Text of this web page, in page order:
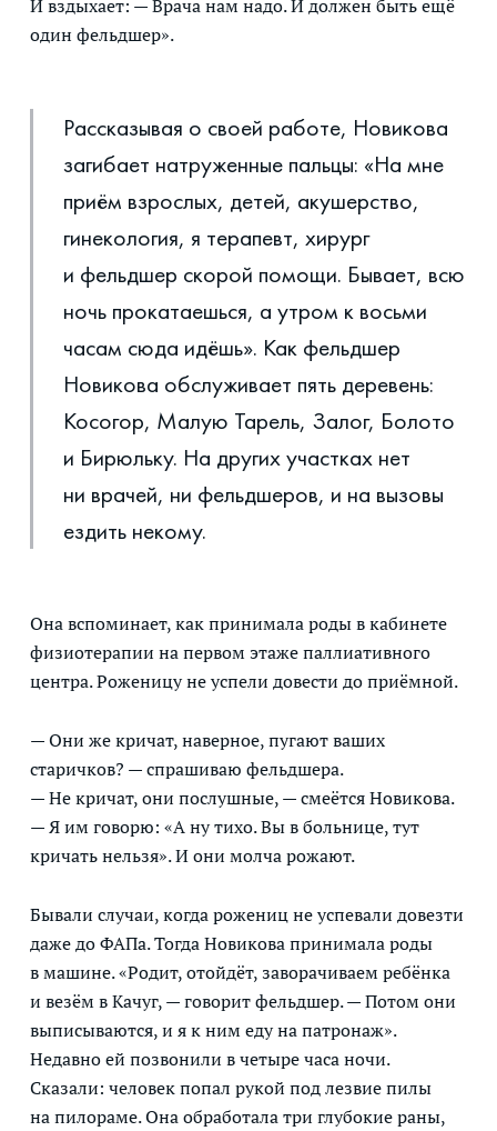
И вздыхает: — Врача нам надо. И должен быть ещё
один фельдшер».
Рассказывая о своей работе, Новикова
загибает натруженные пальцы: «На мне
приём взрослых, детей, акушерство,
гинекология, я терапевт, хирург
и фельдшер скорой помощи. Бывает, всю
ночь прокатаешься, а утром к восьми
часам сюда идёшь». Как фельдшер
Новикова обслуживает пять деревень:
Косогор, Малую Тарель, Залог, Болото
и Бирюльку. На других участках нет
ни врачей, ни фельдшеров, и на вызовы
ездить некому.
Она вспоминает, как принимала роды в кабинете
физиотерапии на первом этаже паллиативного
центра. Роженицу не успели довести до приёмной.
— Они же кричат, наверное, пугают ваших
старичков? — спрашиваю фельдшера.
— Не кричат, они послушные, — смеётся Новикова.
— Я им говорю: «А ну тихо. Вы в больнице, тут
кричать нельзя». И они молча рожают.
Бывали случаи, когда рожениц не успевали довезти
даже до ФАПа. Тогда Новикова принимала роды
в машине. «Родит, отойдёт, заворачиваем ребёнка
и везём в Качуг, — говорит фельдшер. — Потом они
выписываются, и я к ним еду на патронаж».
Недавно ей позвонили в четыре часа ночи.
Сказали: человек попал рукой под лезвие пилы
на пилораме. Она обработала три глубокие раны,